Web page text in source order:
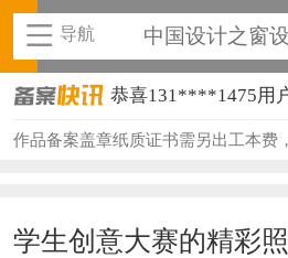
导航 中国设计之窗
恭喜131****1475用
恭喜133****8874用
恭喜133****9020用
作品备案盖章纸质证书需另出工本费
学生创意大赛的精彩